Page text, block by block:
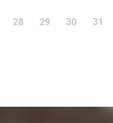
28 29 30 31